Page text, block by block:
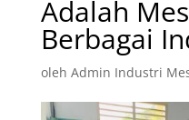
Adalah
Berbagai
oleh Admin Industri